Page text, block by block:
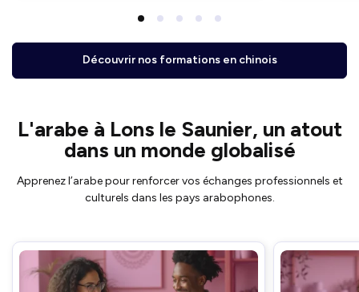
Découvrir nos formations en chinois
L'arabe à Lons le Saunier, un atout
dans un monde globalisé
Apprenez l’arabe pour renforcer vos échanges professionnels et
culturels dans les pays arabophones.